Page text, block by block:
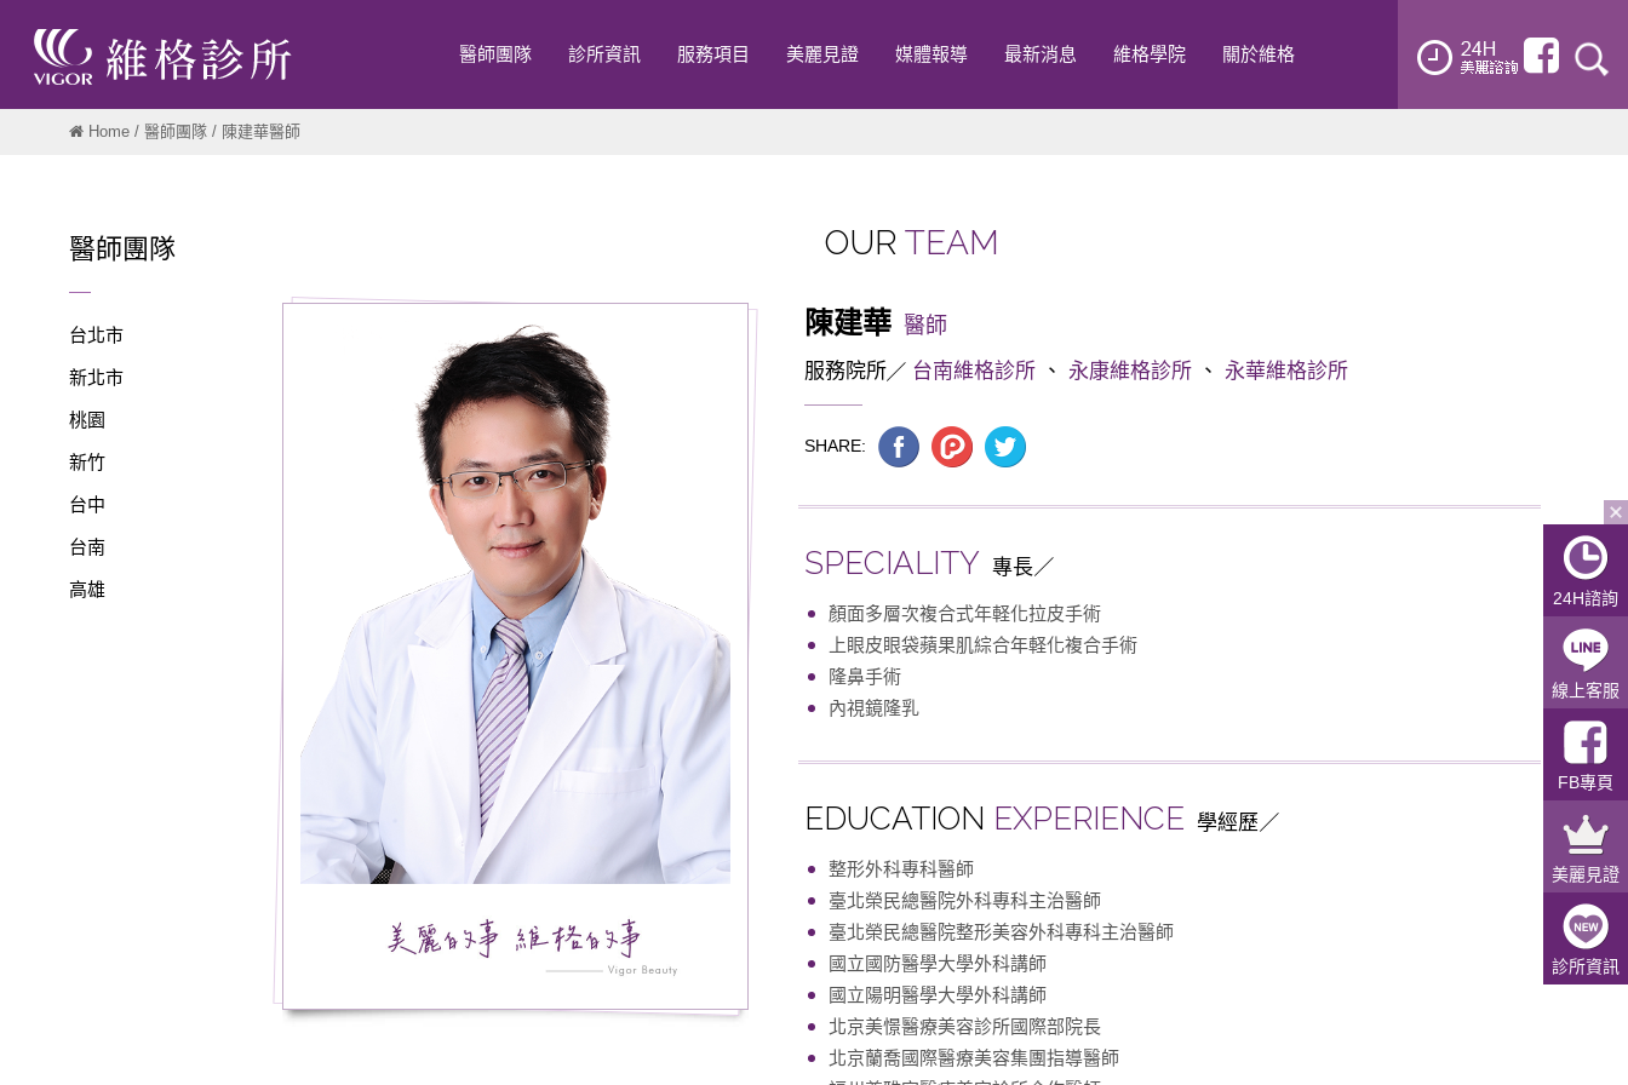
醫師團隊 診所資訊 服務項目 美麗見證 媒體報導 最新消息 維格學院 關於維格
24H諮詢
線上客服
FB專頁
美麗見證
診所資訊
Home / 醫師團隊 / 陳建華醫師
醫師團隊
台北市
新北市
桃園
新竹
台中
台南
高雄
OUR TEAM
陳建華 醫師
服務院所 台南維格診所 、 永康維格診所 、 永華維格診所
SHARE:
SPECIALITY 專長
顏面多層次複合式年軽化拉皮手術
上眼皮眼袋蘋果肌綜合年軽化複合手術
隆鼻手術
內視鏡隆乳
EDUCATION EXPERIENCE 學經歷
整形外科專科醫師
臺北榮民總醫院外科專科主治醫師
臺北榮民總醫院整形美容外科專科主治醫師
國立國防醫學大學外科講師
國立陽明醫學大學外科講師
北京美憬醫療美容診所國際部院長
北京蘭喬國際醫療美容集團指導醫師